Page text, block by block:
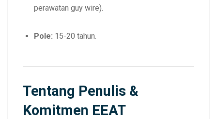
perawatan guy wire).
Pole: 15-20 tahun.
Tentang Penulis &
Komitmen EEAT